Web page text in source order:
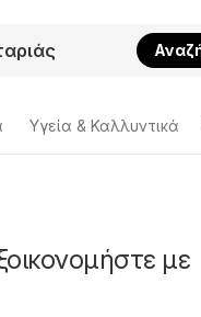
Υγεία & Καλλυντικά
με